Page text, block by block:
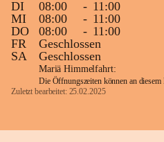
DI
08:00 - 11:00
MI
08:00 - 11:00
DO
08:00 - 11:00
FR
Geschlossen
SA
Geschlossen
Mariä Himmelfahrt:
Die Öffnungszeiten können an diesem
Zuletzt bearbeitet: 25.02.2025